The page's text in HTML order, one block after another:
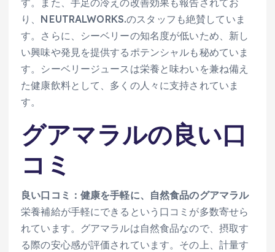
す。また、手足の冷えの改善効果も報告されてお
り、NEUTRALWORKS.のスタッフも絶賛していま
す。さらに、シーベリーの知名度が低いため、新し
い興味や発見を提供するポテンシャルも秘めていま
す。シーベリージュースは栄養と味わいを兼ね備え
た健康飲料として、多くの人々に支持されていま
す。
グアマラルの良い口
コミ
良い口コミ：健康を手軽に、自然食品のグアマラル
栄養補給が手軽にできるという口コミが多数寄せら
れています。グアマラルは自然食品なので、摂取す
る際の安心感が評価されています。その上、計量す